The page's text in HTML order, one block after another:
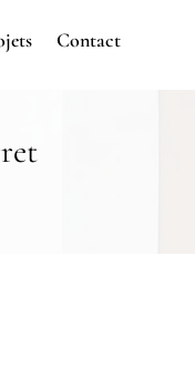
Contact